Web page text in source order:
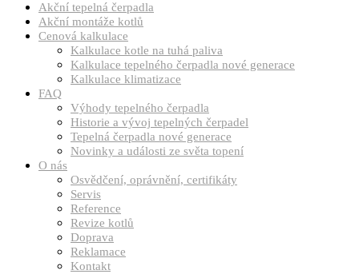
Akční tepelná čerpadla
Akční montáže kotlů
Cenová kalkulace
Kalkulace kotle na tuhá paliva
Kalkulace tepelného čerpadla nové generace
Kalkulace klimatizace
FAQ
Výhody tepelného čerpadla
Historie a vývoj tepelných čerpadel
Tepelná čerpadla nové generace
Novinky a události ze světa topení
O nás
Osvědčení, oprávnění, certifikáty
Servis
Reference
Revize kotlů
Doprava
Reklamace
Kontakt